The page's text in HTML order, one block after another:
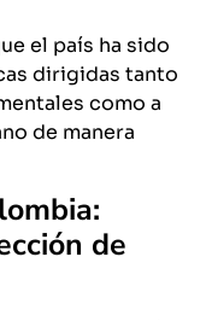
el país ha sido
dirigidas tanto
como a
de manera
de